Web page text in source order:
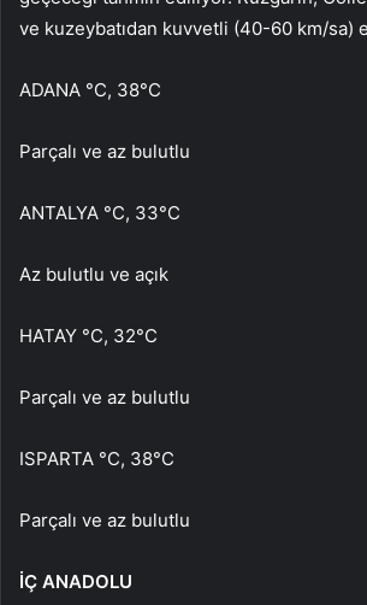
ve kuzeybatıdan kuvvetli (40-60 km/sa)
ADANA °C, 38°C
Parçalı ve az bulutlu
ANTALYA °C, 33°C
Az bulutlu ve açık
HATAY °C, 32°C
Parçalı ve az bulutlu
ISPARTA °C, 38°C
Parçalı ve az bulutlu
İÇ ANADOLU